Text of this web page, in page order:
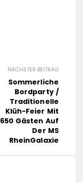
NÄCHSTER BEITRAG
Sommerliche
Bordparty /
Traditionelle
Klüh-Feier Mit
650 Gästen Auf
Der MS
RheinGalaxie